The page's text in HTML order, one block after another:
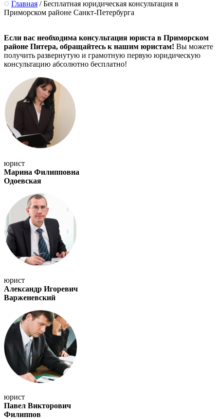
Главная / Бесплатная юридическая консультация в
Приморском районе Санкт-Петербурга
Если вас необходима консультация юриста в Приморском
районе Питера, обращайтесь к нашим юристам! Вы можете
получить развернутую и грамотную первую юридическую
консультацию абсолютно бесплатно!
юрист
Марина Филипповна
Одоевская
юрист
Александр Игоревич
Варженевский
юрист
Павел Викторович
Филиппов